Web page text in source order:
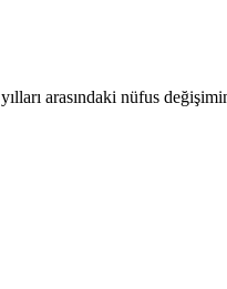
yılları arasındaki nüfus